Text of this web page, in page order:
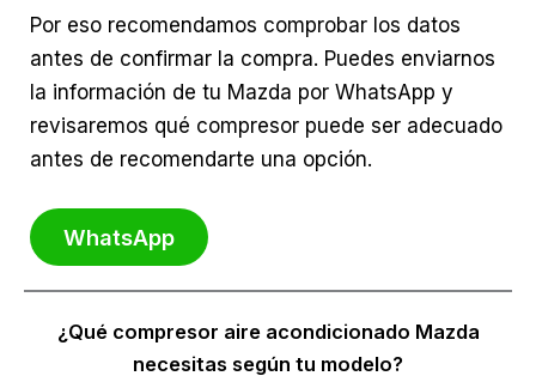
Por eso recomendamos comprobar los datos
antes de confirmar la compra. Puedes enviarnos
la información de tu Mazda por WhatsApp y
revisaremos qué compresor puede ser adecuado
antes de recomendarte una opción.
WhatsApp
¿Qué compresor aire acondicionado Mazda
necesitas según tu modelo?